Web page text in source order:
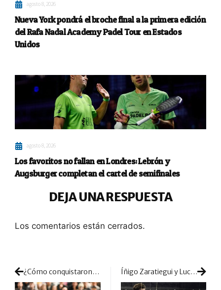
agosto 8, 2026
Nueva York pondrá el broche final a la primera edición
del Rafa Nadal Academy Padel Tour en Estados
Unidos
agosto 8, 2026
Los favoritos no fallan en Londres: Lebrón y
Augsburger completan el cartel de semifinales
DEJA UNA RESPUESTA
Los comentarios están cerrados.
¿Cómo conquistaron el título Triay y Salazar en Bruselas? Así se llevaron el segundo torneo internacional del año Íñigo Zaratiegui y Lucas Bergamini se despiden sin dar con la tecla de la efectividad